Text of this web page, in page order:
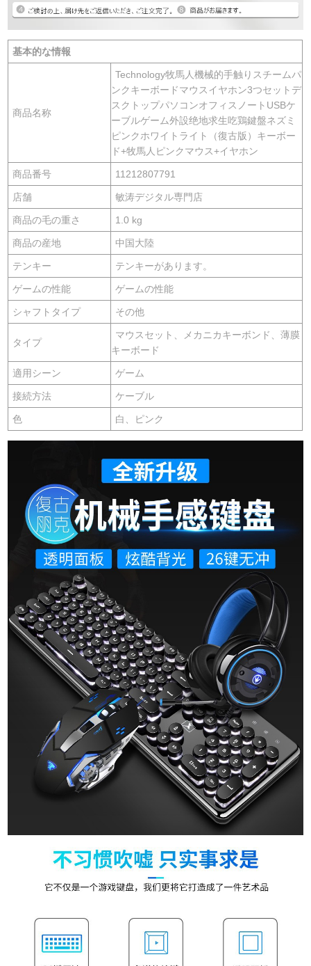
基本的な情報
商品名称
Technology牧馬人機械的手触りスチームパ
ンクキーボードマウスイヤホン3つセットデ
スクトップパソコンオフィスノートUSBケ
ーブルゲーム外設绝地求生吃鶏鍵盤ネズミ
ピンクホワイトライト（復古版）キーボー
ド+牧馬人ピンクマウス+イヤホン
商品番号 11212807791
店舗 敏涛デジタル専門店
商品の毛の重さ 1.0 kg
商品の産地 中国大陸
テンキー テンキーがあります。
ゲームの性能 ゲームの性能
シャフトタイプ その他
タイプ
マウスセット、メカニカキーボンド、薄膜
キーボード
適用シーン ゲーム
接続方法 ケーブル
色 白、ピンク